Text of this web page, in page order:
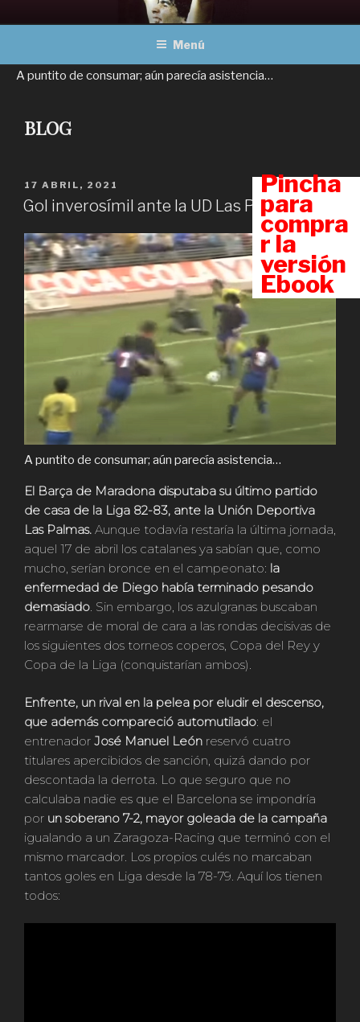
al
Pincha
para
compra
r la
versión
Ebook
MARADONA, OBRAS
COMPLETAS
Un viaje a través del fútbol
Menú
A puntito de consumar; aún parecía asistencia…
BLOG
PUBLICADO
EN
17 ABRIL, 2021
Gol inverosímil ante la UD Las Palmas
A puntito de consumar; aún parecía asistencia…
El Barça de Maradona disputaba su último partido
de casa de la Liga 82-83, ante la Unión Deportiva
Las Palmas. Aunque todavía restaría la última jornada,
aquel 17 de abril los catalanes ya sabían que, como
mucho, serían bronce en el campeonato: la
enfermedad de Diego había terminado pesando
demasiado. Sin embargo, los azulgranas buscaban
rearmarse de moral de cara a las rondas decisivas de
los siguientes dos torneos coperos, Copa del Rey y
Copa de la Liga (conquistarían ambos).
Enfrente, un rival en la pelea por eludir el descenso,
que además compareció automutilado: el
entrenador José Manuel León reservó cuatro
titulares apercibidos de sanción, quizá dando por
descontada la derrota. Lo que seguro que no
calculaba nadie es que el Barcelona se impondría
por un soberano 7-2, mayor goleada de la campaña
igualando a un Zaragoza-Racing que terminó con el
mismo marcador. Los propios culés no marcaban
tantos goles en Liga desde la 78-79. Aquí los tienen
todos: